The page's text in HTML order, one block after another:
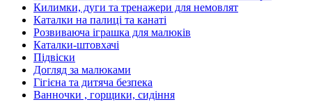
Килимки, дуги та тренажери для немовлят
Каталки на палиці та канаті
Розвиваюча іграшка для малюків
Каталки-штовхачі
Підвіски
Догляд за малюками
Гігієна та дитяча безпека
Ванночки , горщики, сидіння